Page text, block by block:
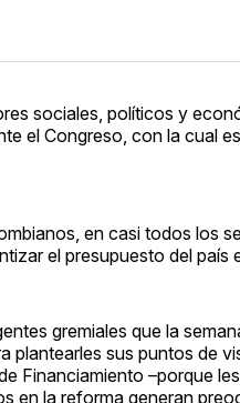
sociales, políticos y
el Congreso, con la cual
en casi todos los
el presupuesto del
gremiales que la
plantearles sus puntos de
Financiamiento –porque
en la reforma generan